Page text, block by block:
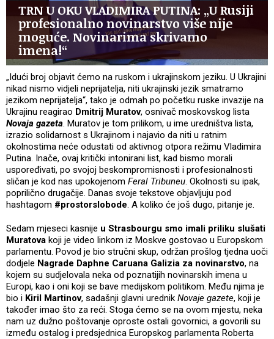
TRN U OKU VLADIMIRA PUTINA: „U Rusiji
profesionalno novinarstvo više nije
moguće. Novinarima skrivamo
imena!“
„Idući broj objavit ćemo na ruskom i ukrajinskom jeziku. U Ukrajini
nikad nismo vidjeli neprijatelja, niti ukrajinski jezik smatramo
jezikom neprijatelja“, tako je odmah po početku ruske invazije na
Ukrajinu reagirao Dmitrij Muratov, osnivač moskovskog lista
Novaja gazeta. Muratov je tom prilikom, u ime uredništva lista,
izrazio solidarnost s Ukrajinom i najavio da niti u ratnim
okolnostima neće odustati od aktivnog otpora režimu Vladimira
Putina. Inače, ovaj kritički intonirani list, kad bismo morali
uspoređivati, po svojoj beskompromisnosti i profesionalnosti
sličan je kod nas upokojenom Feral Tribuneu. Okolnosti su ipak,
poprilično drugačije. Danas svoje tekstove objavljuju pod
hashtagom #prostorslobode. A koliko će još dugo, pitanje je.
Sedam mjeseci kasnije u Strasbourgu smo imali priliku slušati
Muratova koji je video linkom iz Moskve gostovao u Europskom
parlamentu. Povod je bio stručni skup, održan prošlog tjedna uoči
dodjele Nagrade Daphne Caruana Galizia za novinarstvo, na
kojem su sudjelovala neka od poznatijih novinarskih imena u
Europi, kao i oni koji se bave medijskom politikom. Među njima je
bio i Kiril Martinov, sadašnji glavni urednik Novaje gazete, koji je
također imao što za reći. Stoga ćemo se na ovom mjestu, neka
nam uz dužno poštovanje oproste ostali govornici, a govorili su
između ostalog i predsjednica Europskog parlamenta Roberta